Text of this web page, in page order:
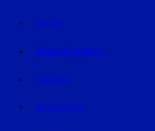
WETTER
SONDERTHEMEN
PODCASTS
KIDS & TEENIES